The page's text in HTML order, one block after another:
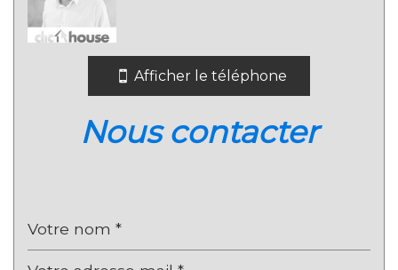
École primaire
Gare ferroviaire
Bureau de poste
Propriétaires (vs. locataires)
Taxe habitation
Afficher le téléphone
nous contacter